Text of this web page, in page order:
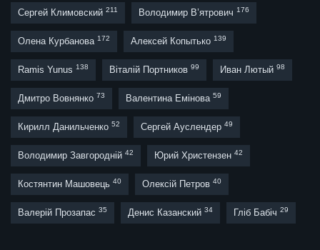
Сергей Климовский 211 Володимир В’ятрович 176
Олена Курбанова 172 Алексей Копытько 139
Ramis Yunus 138 Віталій Портников 99 Иван Лютый 98
Дмитро Вовнянко 73 Валентина Емінова 59
Кирилл Данильченко 52 Сергей Ауслендер 49
Володимир Завгородній 42 Юрий Христензен 42
Костянтин Машовець 40 Олексій Петров 40
Валерій Прозапас 35 Денис Казанский 34 Гліб Бабіч 29